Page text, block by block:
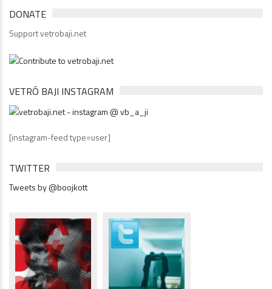
DONATE
Support vetrobaji.net
VETRÓ BAJI INSTAGRAM
[instagram-feed type=user]
TWITTER
Tweets by @boojkott